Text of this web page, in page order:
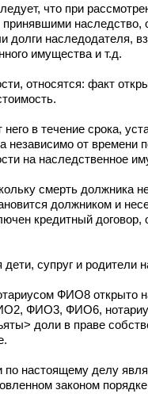
что при
наследство,
долги наследодателя,
имущества и т.д.
относятся: факт
в течение срока,
независимо от времени
на наследственное
смерть должника
должником и
кредитный договор,
супруг и родители
ФИО8 открыто
ФИО3, ФИО6,
доли в праве
по настоящему делу
законом порядке